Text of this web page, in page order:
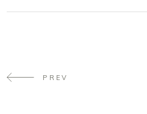
PREV